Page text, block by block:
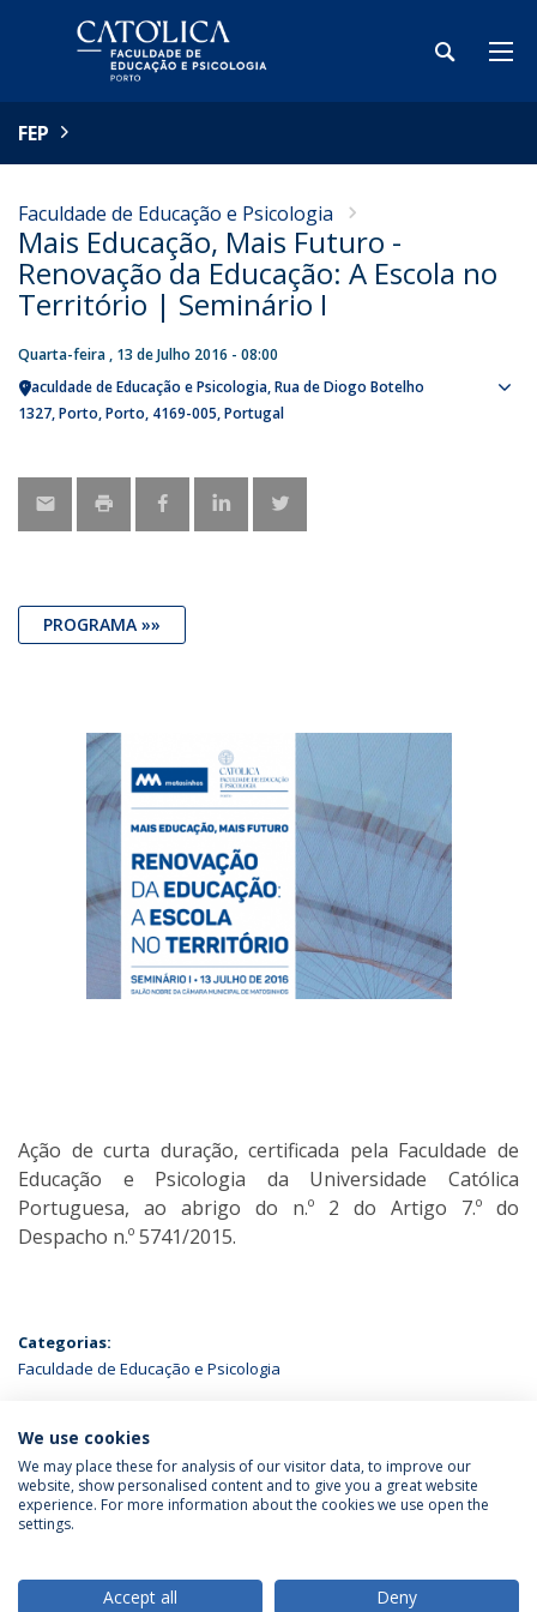
FEP
Faculdade de Educação e Psicologia
Mais Educação, Mais Futuro -
Renovação da Educação: A Escola no
Território | Seminário I
Quarta-feira , 13 de Julho 2016 - 08:00
Faculdade de Educação e Psicologia Rua de Diogo Botelho
1327 Porto Porto 4169-005 Portugal
PROGRAMA »»
Ação de curta duração, certificada pela Faculdade de
Educação e Psicologia da Universidade Católica
Portuguesa, ao abrigo do n.º 2 do Artigo 7.º do
Despacho n.º 5741/2015.
Categorias:
Faculdade de Educação e Psicologia
ÚLTIMAS NOTÍCIAS
Política de Privacidade
Termos & Condições
We use cookies
We may place these for analysis of our visitor data, to improve our
website, show personalised content and to give you a great website
experience. For more information about the cookies we use open the
settings.
Accept all Deny